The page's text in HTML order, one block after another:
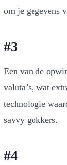
om je gegevens
#3
Een van de
valuta’s, wat
technologie
savvy gokkers.
#4